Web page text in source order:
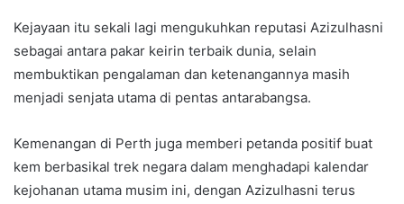
Kejayaan itu sekali lagi mengukuhkan reputasi Azizulhasni
sebagai antara pakar keirin terbaik dunia, selain
membuktikan pengalaman dan ketenangannya masih
menjadi senjata utama di pentas antarabangsa.
Kemenangan di Perth juga memberi petanda positif buat
kem berbasikal trek negara dalam menghadapi kalendar
kejohanan utama musim ini, dengan Azizulhasni terus